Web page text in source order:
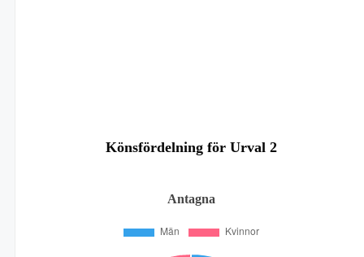
Könsfördelning för Urval 2
Antagna